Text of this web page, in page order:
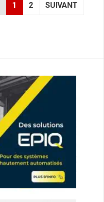
1 2 SUIVANT